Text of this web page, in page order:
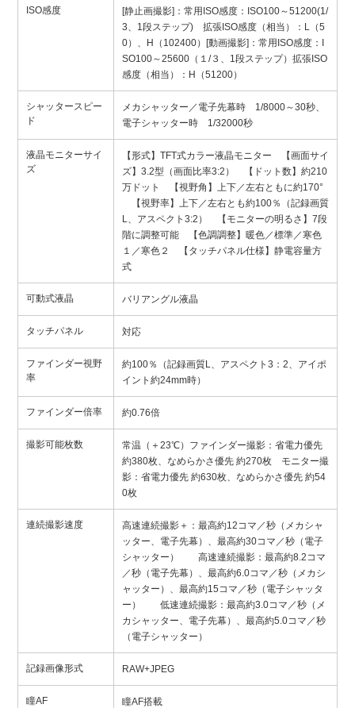
ISO感度
[静止画撮影]：常用ISO感度：ISO100～51200(1/
3、1段ステップ) 拡張ISO感度（相当）：L（5
0）、H（102400）[動画撮影]：常用ISO感度：I
SO100～25600（１/３、1段ステップ）拡張ISO
感度（相当）：H（51200）
シャッタースピー
ド
メカシャッター／電子先幕時 1/8000～30秒、
電子シャッター時 1/32000秒
液晶モニターサイ
ズ
【形式】TFT式カラー液晶モニター 【画面サイ
ズ】3.2型（画面比率3:2） 【ドット数】約210
万ドット 【視野角】上下／左右ともに約170°
【視野率】上下／左右とも約100％（記録画質
L、アスペクト3:2） 【モニターの明るさ】7段
階に調整可能 【色調調整】暖色／標準／寒色
１／寒色２ 【タッチパネル仕様】静電容量方
式
可動式液晶 バリアングル液晶
タッチパネル 対応
ファインダー視野
率
約100％（記録画質L、アスペクト3：2、アイポ
イント約24mm時）
ファインダー倍率 約0.76倍
撮影可能枚数
常温（＋23℃）ファインダー撮影：省電力優先
約380枚、なめらかさ優先 約270枚 モニター撮
影：省電力優先 約630枚、なめらかさ優先 約54
0枚
連続撮影速度
高速連続撮影＋：最高約12コマ／秒（メカシャ
ッター、電子先幕）、最高約30コマ／秒（電子
シャッター） 高速連続撮影：最高約8.2コマ
／秒（電子先幕）、最高約6.0コマ／秒（メカシ
ャッター）、最高約15コマ／秒（電子シャッタ
ー） 低速連続撮影：最高約3.0コマ／秒（メ
カシャッター、電子先幕）、最高約5.0コマ／秒
（電子シャッター）
記録画像形式 RAW+JPEG
瞳AF 瞳AF搭載